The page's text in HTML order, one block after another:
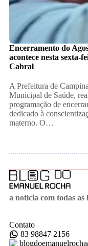
Encerramento do
acontece nesta sexta-
Cabral
A Prefeitura de
Municipal de Saúde,
programação de
dedicado à
materno. O…
a notícia com todas as
Contato
83 98847 2156